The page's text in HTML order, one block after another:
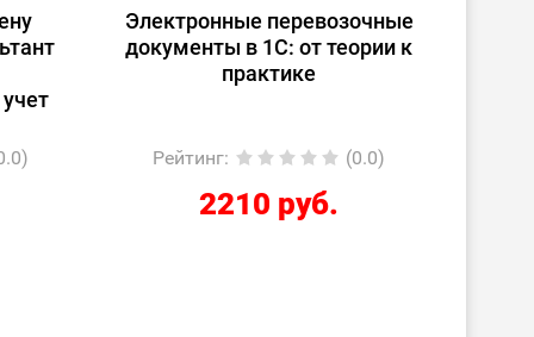
Электронные перевозочные
документы в 1С: от теории к
практике
Рейтинг: (0.0)
2210 руб.